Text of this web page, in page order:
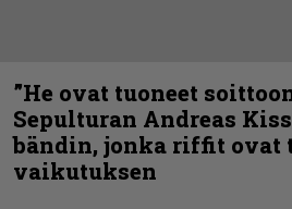
”He ovat tuoneet
Sepulturan Andreas
bändin, jonka riffit ovat
vaikutuksen